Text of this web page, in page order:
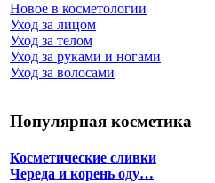
Новое в косметологии
Уход за лицом
Уход за телом
Уход за руками и ногами
Уход за волосами
Популярная косметика
Косметические сливки
Череда и корень оду…